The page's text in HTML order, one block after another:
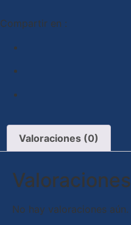
Compartir en :
Valoraciones (0)
Valoraciones
No hay valoraciones aún.